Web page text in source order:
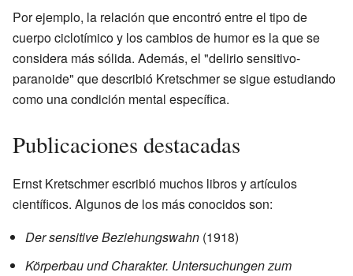
Por ejemplo, la relación que encontró entre el tipo de
cuerpo ciclotímico y los cambios de humor es la que se
considera más sólida. Además, el "delirio sensitivo-
paranoide" que describió Kretschmer se sigue estudiando
como una condición mental específica.
Publicaciones destacadas
Ernst Kretschmer escribió muchos libros y artículos
científicos. Algunos de los más conocidos son:
Der sensitive Beziehungswahn (1918)
Körperbau und Charakter. Untersuchungen zum